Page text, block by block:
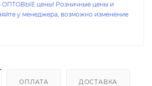
ОПТОВЫЕ цены! Розничные цены и
у менеджера, возможно изменение
ОПЛАТА ДОСТАВКА